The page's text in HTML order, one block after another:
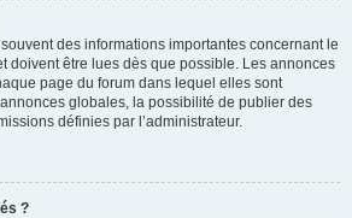
des informations importantes concernant le
doivent être lues dès que possible. Les annonces
page du forum dans lequel elles sont
globales, la possibilité de publier des
définies par l’administrateur.
?